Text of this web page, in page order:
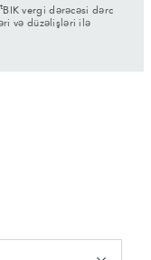
BIK vergi dərəcəsi dərc
və düzəlişləri ilə